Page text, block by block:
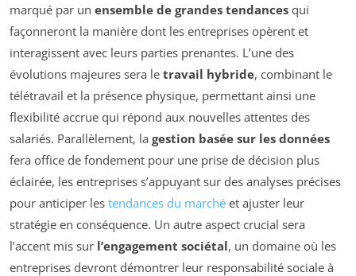
marqué par un ensemble de grandes tendances qui
façonneront la manière dont les entreprises opèrent et
interagissent avec leurs parties prenantes. L’une des
évolutions majeures sera le travail hybride, combinant le
télétravail et la présence physique, permettant ainsi une
flexibilité accrue qui répond aux nouvelles attentes des
salariés. Parallèlement, la gestion basée sur les données
fera office de fondement pour une prise de décision plus
éclairée, les entreprises s’appuyant sur des analyses précises
pour anticiper les tendances du marché et ajuster leur
stratégie en conséquence. Un autre aspect crucial sera
l’accent mis sur l’engagement sociétal, un domaine où les
entreprises devront démontrer leur responsabilité sociale à